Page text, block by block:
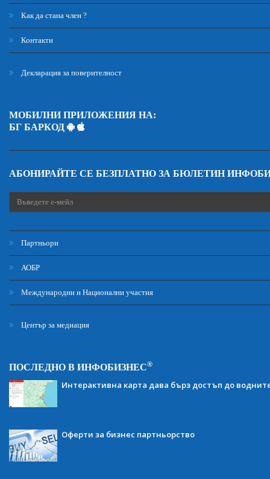
Как да стана член ?
Контакти
Декларация за поверителност
МОБИЛНИ ПРИЛОЖЕНИЯ НА:
БГ БАРКОД
АБОНИРАЙТЕ СЕ БЕЗПЛАТНО ЗА БЮЛЕТИН
Партньори
АОБР
Международни и Национални участия
Център за медиация
ПОСЛЕДНО В ИНФОБИЗНЕС®
Интерактивна карта дава бърз достъп до
Оферти за бизнес партньорство